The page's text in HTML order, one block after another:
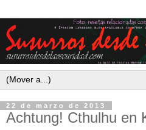
22 de marzo de 2013
Achtung! Cthulhu en